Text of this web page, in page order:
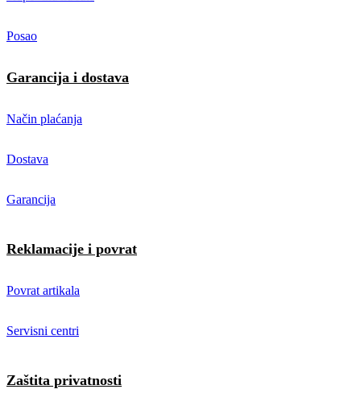
Posao
Garancija i dostava
Način plaćanja
Dostava
Garancija
Reklamacije i povrat
Povrat artikala
Servisni centri
Zaštita privatnosti